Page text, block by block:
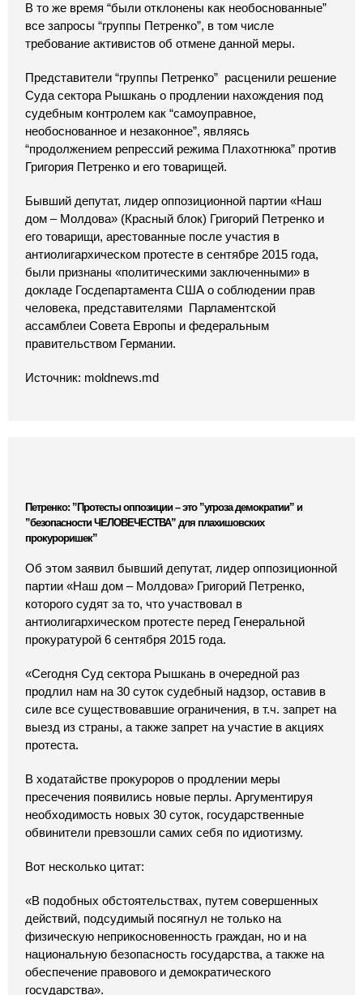
В то же время “были отклонены как необоснованные”
все запросы “группы Петренко”, в том числе
требование активистов об отмене данной меры.
Представители “группы Петренко” расценили решение
Суда сектора Рышкань о продлении нахождения под
судебным контролем как “самоуправное,
необоснованное и незаконное”, являясь
“продолжением репрессий режима Плахотнюка” против
Григория Петренко и его товарищей.
Бывший депутат, лидер оппозиционной партии «Наш
дом – Молдова» (Красный блок) Григорий Петренко и
его товарищи, арестованные после участия в
антиолигархическом протесте в сентябре 2015 года,
были признаны «политическими заключенными» в
докладе Госдепартамента США о соблюдении прав
человека, представителями Парламентской
ассамблеи Совета Европы и федеральным
правительством Германии.
Источник: moldnews.md
Петренко: ”Протесты оппозиции – это ”угроза демократии” и
”безопасности ЧЕЛОВЕЧЕСТВА” для плахишовских
прокуроришек”
Об этом заявил бывший депутат, лидер оппозиционной
партии «Наш дом – Молдова» Григорий Петренко,
которого судят за то, что участвовал в
антиолигархическом протесте перед Генеральной
прокуратурой 6 сентября 2015 года.
«Сегодня Суд сектора Рышкань в очередной раз
продлил нам на 30 суток судебный надзор, оставив в
силе все существовавшие ограничения, в т.ч. запрет на
выезд из страны, а также запрет на участие в акциях
протеста.
В ходатайстве прокуроров о продлении меры
пресечения появились новые перлы. Аргументируя
необходимость новых 30 суток, государственные
обвинители превзошли самих себя по идиотизму.
Вот несколько цитат:
«В подобных обстоятельствах, путем совершенных
действий, подсудимый посягнул не только на
физическую неприкосновенность граждан, но и на
национальную безопасность государства, а также на
обеспечение правового и демократического
государства».